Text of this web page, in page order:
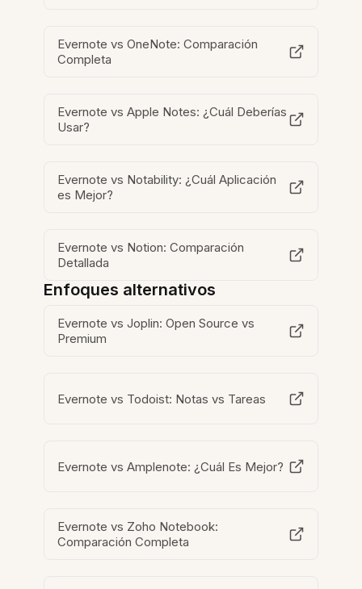
Evernote vs OneNote: Comparación
Completa
Evernote vs Apple Notes: ¿Cuál Deberías
Usar?
Evernote vs Notability: ¿Cuál Aplicación
es Mejor?
Evernote vs Notion: Comparación
Detallada
Enfoques alternativos
Evernote vs Joplin: Open Source vs
Premium
Evernote vs Todoist: Notas vs Tareas
Evernote vs Amplenote: ¿Cuál Es Mejor?
Evernote vs Zoho Notebook:
Comparación Completa